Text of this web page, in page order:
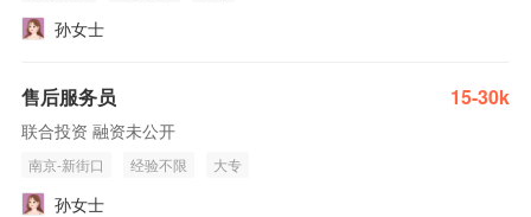
孙女士
售后服务员 15-30k
联合投资 融资未公开
南京-新街口 经验不限 大专
孙女士